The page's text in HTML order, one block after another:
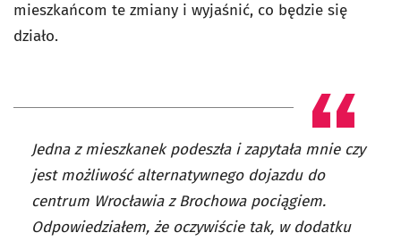
mieszkańcom te zmiany i wyjaśnić, co będzie się
działo.
Jedna z mieszkanek podeszła i zapytała mnie czy
jest możliwość alternatywnego dojazdu do
centrum Wrocławia z Brochowa pociągiem.
Odpowiedziałem, że oczywiście tak, w dodatku